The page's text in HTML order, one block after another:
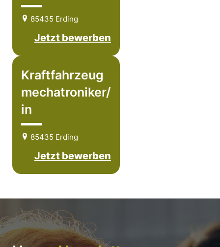
85435 Erding
Jetzt bewerben
Kraftfahrzeug
mechatroniker/
in
85435 Erding
Jetzt bewerben